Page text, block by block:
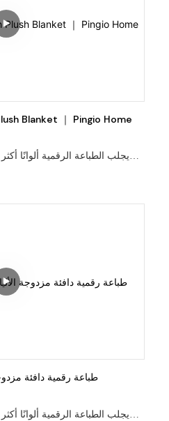
Blanket ｜ Pingio Home
يجلب الطباعة الرقمية ألوانًا
طباعة رقمية دافئة
يجلب الطباعة الرقمية ألوانًا